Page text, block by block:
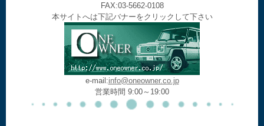
FAX:03-5662-0108
本サイトへは下記バナーをクリックして下さい
e-mail:info@oneowner.co.jp
営業時間 9:00～19:00